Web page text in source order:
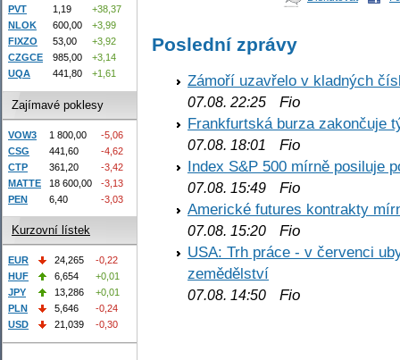
Poslední zprávy
Zámoří uzavřelo v kladných
07.08. 22:25 Fio
Frankfurtská burza zakončuje
07.08. 18:01
Fio
Index S&P 500 mírně posiluje
07.08. 15:49 Fio
Americké futures kontrakty
07.08. 15:20 Fio
USA: Trh práce - v červenci
zemědělství
07.08. 14:50 Fio
PVT 1,19
+38,37
NLOK
600,00
+3,99
FIXZO
53,00
+3,92
CZGCE
985,00
+3,14
UQA
441,80 +1,61
Zajímavé poklesy
VOW3 1 800,00
-5,06
CSG
441,60
-4,62
CTP
361,20
-3,42
MATTE
18 600,00
-3,13
PEN
6,40 -3,03
Kurzovní lístek
EUR 24,265
-0,22
HUF
6,654
+0,01
JPY
13,286
+0,01
PLN
5,646
-0,24
USD
21,039 -0,30